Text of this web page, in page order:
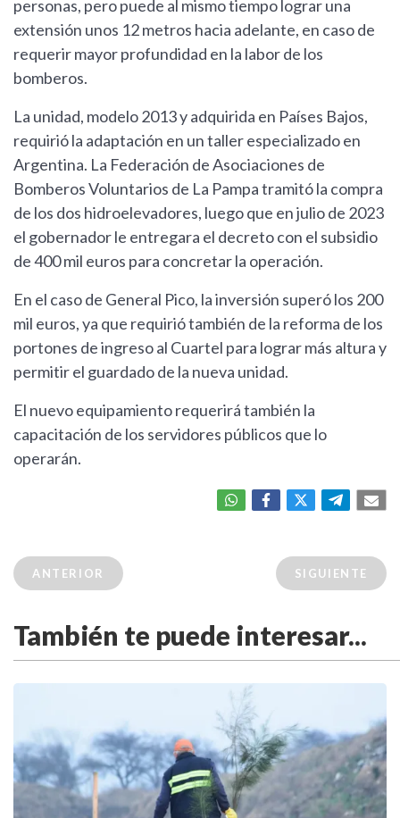
personas, pero puede al mismo tiempo lograr una
extensión unos 12 metros hacia adelante, en caso de
requerir mayor profundidad en la labor de los
bomberos.
La unidad, modelo 2013 y adquirida en Países Bajos,
requirió la adaptación en un taller especializado en
Argentina. La Federación de Asociaciones de
Bomberos Voluntarios de La Pampa tramitó la compra
de los dos hidroelevadores, luego que en julio de 2023
el gobernador le entregara el decreto con el subsidio
de 400 mil euros para concretar la operación.
En el caso de General Pico, la inversión superó los 200
mil euros, ya que requirió también de la reforma de los
portones de ingreso al Cuartel para lograr más altura y
permitir el guardado de la nueva unidad.
El nuevo equipamiento requerirá también la
capacitación de los servidores públicos que lo
operarán.
ANTERIOR SIGUIENTE
También te puede interesar...